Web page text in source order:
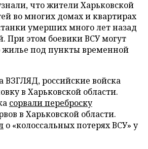
что жители Харьковской
во многих домах и квартирах
умерших много лет назад
При этом боевики ВСУ могут
жилье под пункты временной
ВЗГЛЯД, российские войска
в Харьковской области.
сорвали переброску
в Харьковской области.
о «колоссальных потерях ВСУ» у